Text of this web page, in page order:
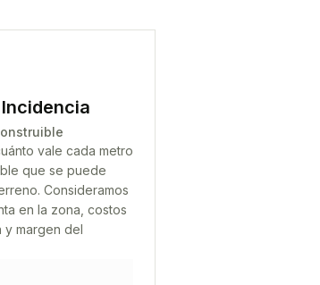
vale cada metro
que se puede
Consideramos
en la zona, costos
y margen del